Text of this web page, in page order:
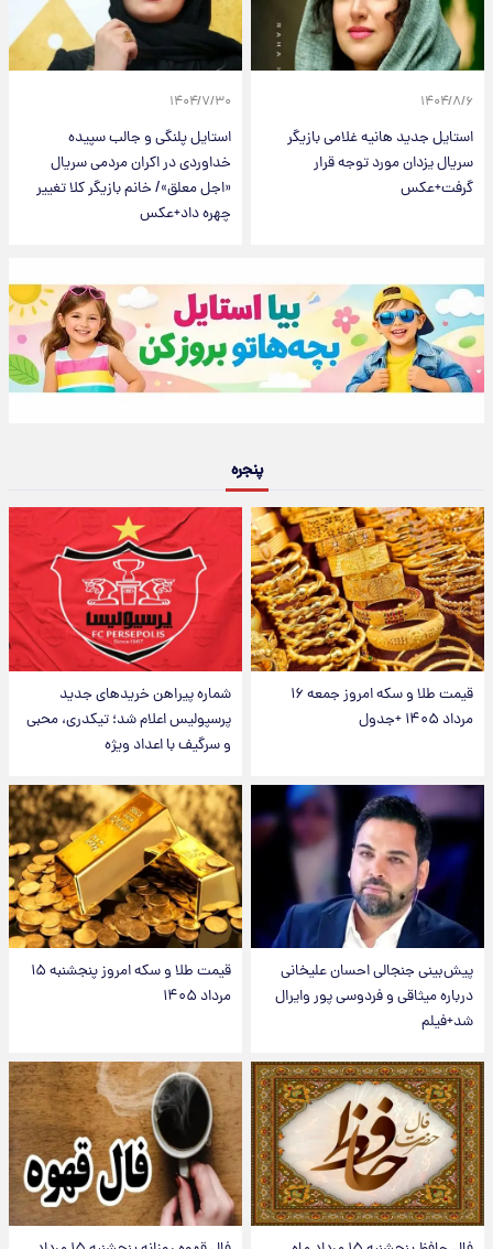
۱۴۰۴/۸/۶
استایل جدید هانیه غلامی بازیگر
سریال یزدان مورد توجه قرار
گرفت+عکس
۱۴۰۴/۷/۳۰
استایل پلنگی و جالب سپیده
خداوردی در اکران مردمی سریال
«اجل معلق»/ خانم بازیگر کلا تغییر
چهره داد+عکس
پنجره
قیمت طلا و سکه امروز جمعه ۱۶
مرداد ۱۴۰۵ +جدول
شماره پیراهن خریدهای جدید
پرسپولیس اعلام شد؛ تیکدری، محبی
و سرگیف با اعداد ویژه
پیش‌بینی جنجالی احسان علیخانی
درباره میثاقی و فردوسی پور وایرال
شد+فیلم
قیمت طلا و سکه امروز پنجشنبه ۱۵
مرداد ۱۴۰۵